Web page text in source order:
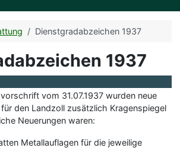
Dienstgradabzeichen 1937
1937
vom 31.07.1937 wurden neue
den Landzoll zusätzlich Kragenspiegel
Neuerungen waren:
Metallauflagen für die jeweilige